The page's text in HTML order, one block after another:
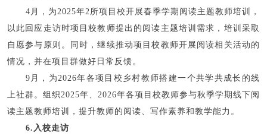
4月，为2025年2所项目校开展春季学期阅读主题教师培训，
以此回应走访时项目校教师提出的阅读主题培训需求，培训采取
自愿参与原则。同时，继续推动项目校教师开展阅读相关活动的
情况，并在项目群做好日常反馈。
9月，为2026年各项目校乡村教师搭建一个共学共成长的线
上社群。组织2025年、2026年各项目校教师参与秋季学期线下阅
读主题教师培训，提升教师的阅读、写作素养和教学能力。
6.入校走访